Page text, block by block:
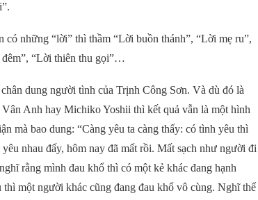
những “lời” thì thầm “Lời buồn thánh”, “Lời mẹ ru”,
“Lời thiên thu gọi”…
dung người tình của Trịnh Công Sơn. Và dù đó là
Anh hay Michiko Yoshii thì kết quả vẫn là một hình
mà bao dung: “Càng yêu ta càng thấy: có tình yêu thì
nhau đấy, hôm nay đã mất rồi. Mất sạch như người đi
rằng mình đau khổ thì có một kẻ khác đang hạnh
một người khác cũng đang đau khổ vô cùng. Nghĩ thế